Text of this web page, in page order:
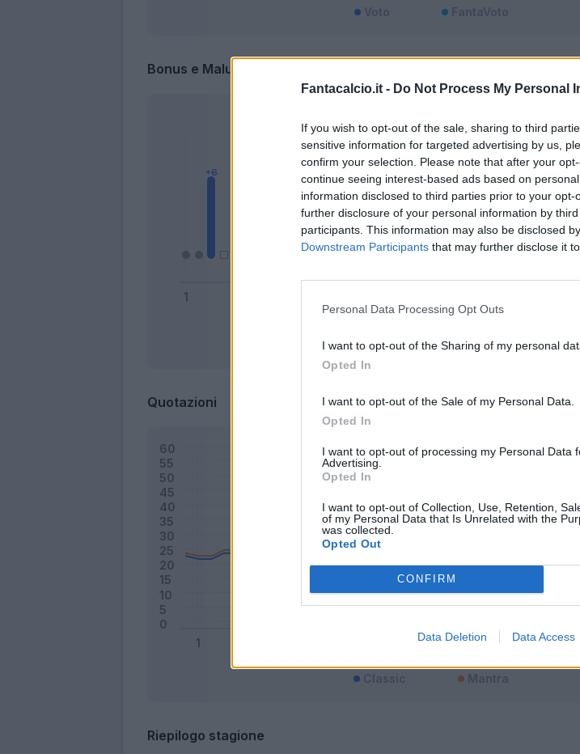
Fantacalcio.it - Do Not Process My Personal
If you wish to opt-out of the sale, sharing to third
sensitive information for targeted advertising by us,
confirm your selection. Please note that after your
continue seeing interest-based ads based on
information disclosed to third parties prior to your
further disclosure of your personal information by
participants. This information may also be disclosed
Downstream Participants that may further disclose it
Personal Data Processing Opt Outs
I want to opt-out of the Sharing of my personal
Opted In
I want to opt-out of the Sale of my Personal Data.
Opted In
I want to opt-out of processing my Personal Data
Advertising.
Opted In
I want to opt-out of Collection, Use, Retention,
of my Personal Data that Is Unrelated with the
was collected.
Opted Out
CONFIRM
Data Deletion Data Access
Voto FantaVoto
Bonus e Malus
Bonus Malus Presenze a voto
Quotazioni
Classic Mantra
Riepilogo stagione